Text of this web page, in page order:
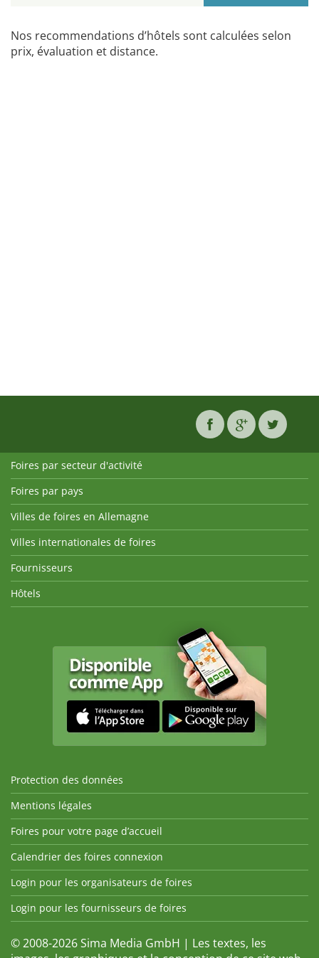
Nos recommendations d’hôtels sont calculées selon
prix, évaluation et distance.
Foires par secteur d'activité
Foires par pays
Villes de foires en Allemagne
Villes internationales de foires
Fournisseurs
Hôtels
Protection des données
Mentions légales
Foires pour votre page d’accueil
Calendrier des foires connexion
Login pour les organisateurs de foires
Login pour les fournisseurs de foires
© 2008-2026 Sima Media GmbH | Les textes, les